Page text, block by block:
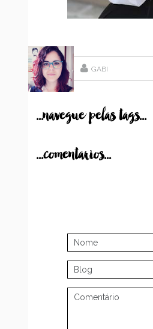
GABI
...navegue pelas tags...
...comentarios...